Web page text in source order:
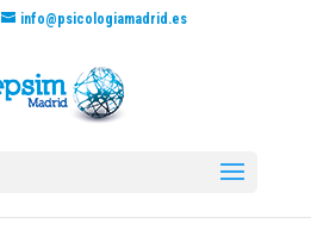
info@psicologiamadrid.es